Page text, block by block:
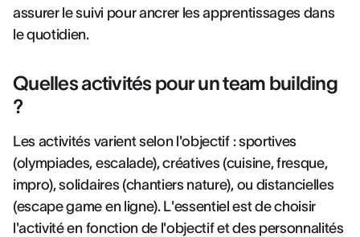
assurer le suivi pour ancrer les apprentissages dans
le quotidien.
Quelles activités pour un team building
?
Les activités varient selon l'objectif : sportives
(olympiades, escalade), créatives (cuisine, fresque,
impro), solidaires (chantiers nature), ou distancielles
(escape game en ligne). L'essentiel est de choisir
l'activité en fonction de l'objectif et des personnalités